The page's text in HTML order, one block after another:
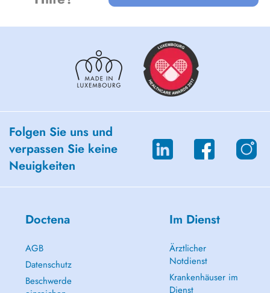
Folgen Sie uns und
verpassen Sie keine
Neuigkeiten
Doctena
AGB
Datenschutz
Beschwerde
Im Dienst
Ärztlicher
Notdienst
Krankenhäuser im
Dienst